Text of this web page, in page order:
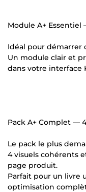
Module A+ Essentiel
Idéal pour démarrer
Un module clair et
dans votre interface
Pack A+ Complet —
Le pack le plus
4 visuels cohérents
page produit.
Parfait pour un livre
optimisation